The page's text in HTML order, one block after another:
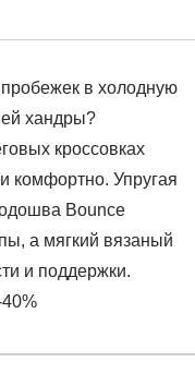
в холодную
хандры?
кроссовках
комфортно. Упругая
Bounce
а мягкий вязаный
и поддержки.